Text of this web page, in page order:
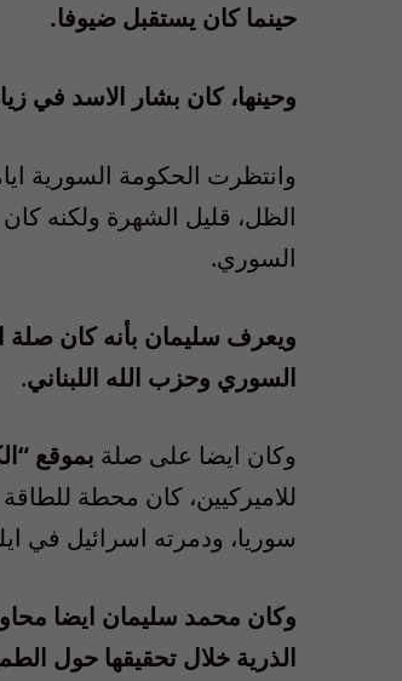
حينما كان يستقبل ضيوفا.
وحينها، كان بشار الاسد في
وانتظرت الحكومة السورية
الظل، قليل الشهرة ولكنه
السوري.
ويعرف سليمان بأنه كان صلة
السوري وحزب الله اللبناني.
وكان ايضا على صلة بموقع
للاميركيين، كان محطة للطاقة
سوريا، ودمرته اسرائيل في
وكان محمد سليمان ايضا
الذرية خلال تحقيقها حول